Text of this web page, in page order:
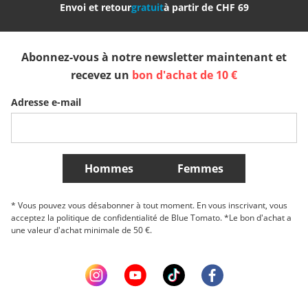
Slovenija België (Nederlands)
Belgique (Français) Danmark Norge
Plus de Pays
Envoi et retourgratuità partir de CHF 69
Abonnez-vous à notre newsletter maintenant et
recevez un bon d'achat de 10 €
Adresse e-mail
Hommes Femmes
* Vous pouvez vous désabonner à tout moment. En vous inscrivant, vous
acceptez la politique de confidentialité de Blue Tomato. *Le bon d'achat a
une valeur d'achat minimale de 50 €.